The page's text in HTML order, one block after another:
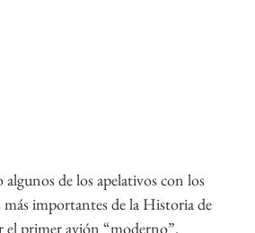
de los apelativos con los
más importantes de la Historia de
el primer avión “moderno”.